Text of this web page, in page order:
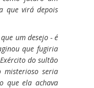
que virá depois
um desejo - é
que fugiria
do sultão
seria
que ela achava